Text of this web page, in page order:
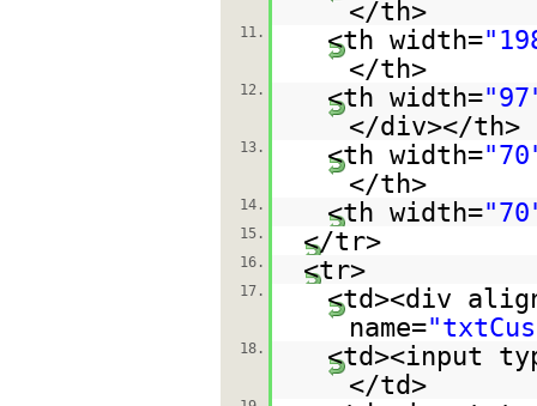
</th>
11. <th width=
</th>
12. <th width=
</div></th>
13. <th width=
</th>
14. <th width=
15. </tr>
16. <tr>
17.
<td><div
name=
18.
<td><input
</td>